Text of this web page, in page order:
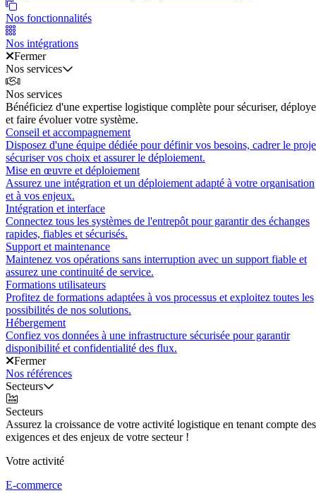
Nos fonctionnalités
Nos intégrations
Fermer
Nos services
Nos services
Bénéficiez d'une expertise logistique complète pour sécuriser,
et faire évoluer votre système.
Conseil et accompagnement
Disposez d'une équipe dédiée pour définir vos besoins, cadrer le
sécuriser vos choix et assurer le déploiement.
Mise en œuvre et déploiement
Assurez une intégration et un déploiement adapté à votre organisation
et à vos enjeux.
Intégration et interface
Connectez tous les systèmes de l'entrepôt pour garantir des échanges
rapides, fiables et sécurisés.
Support et maintenance
Maintenez vos opérations sans interruption avec un support fiable et
assurez une continuité de service.
Formations utilisateurs
Profitez de formations adaptées à vos processus et exploitez toutes les
possibilités de nos solutions.
Hébergement
Confiez vos données à une infrastructure sécurisée pour garantir
disponibilité et confidentialité des flux.
Fermer
Nos références
Secteurs
Secteurs
Assurez la croissance de votre activité logistique en tenant compte des
exigences et des enjeux de votre secteur !
Votre activité
E-commerce